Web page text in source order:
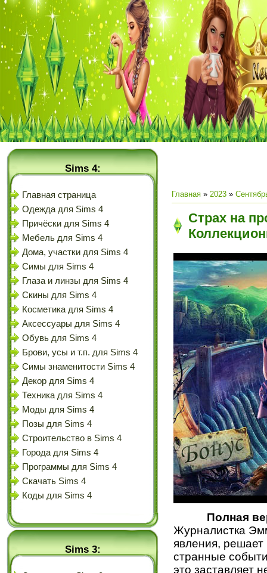
Sims 4:
Главная страница
Одежда для Sims 4
Причёски для Sims 4
Мебель для Sims 4
Дома, участки для Sims 4
Симы для Sims 4
Глаза и линзы для Sims 4
Скины для Sims 4
Косметика для Sims 4
Аксессуары для Sims 4
Обувь для Sims 4
Брови, усы и т.п. для Sims 4
Симы знаменитости Sims 4
Декор для Sims 4
Техника для Sims 4
Моды для Sims 4
Позы для Sims 4
Строительство в Sims 4
Города для Sims 4
Программы для Sims 4
Скачать Sims 4
Коды для Sims 4
Sims 3:
Главная » 2023 »
Страх на
Полная
Журналистка
явления, решает
странные
это заставляет